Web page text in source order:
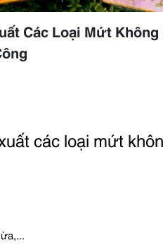
Các Loại Mứt Không
các loại mứt